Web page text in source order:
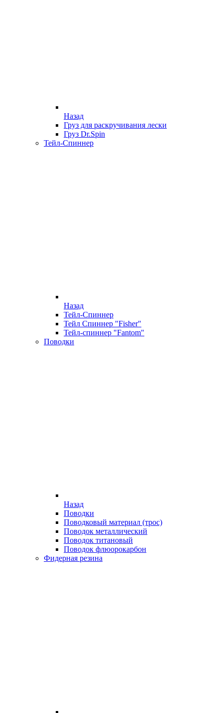
Назад
Груз для раскручивания лески
Груз Dr.Spin
Тейл-Спиннер
Назад
Тейл-Спиннер
Тейл Спиннер "Fisher"
Тейл-спиннер "Fantom"
Поводки
Назад
Поводки
Поводковый материал (трос)
Поводок металлический
Поводок титановый
Поводок флюорокарбон
Фидерная резина